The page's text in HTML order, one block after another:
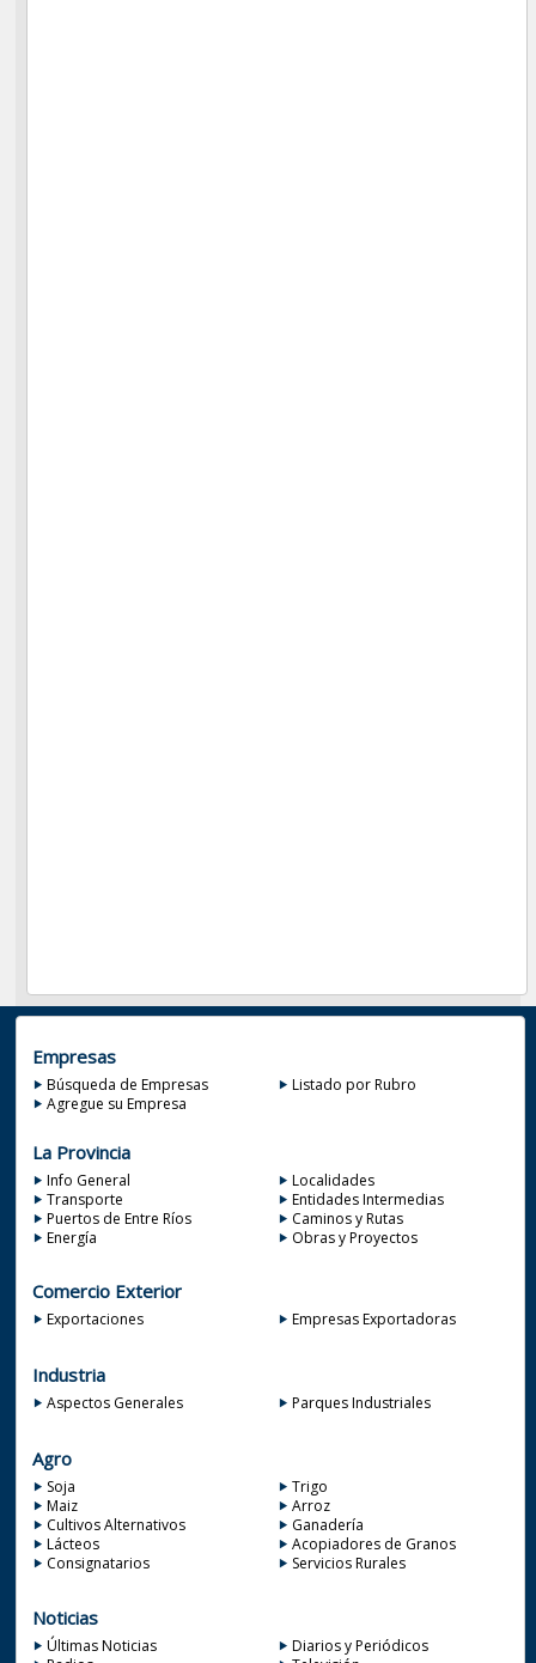
Empresas
Búsqueda de Empresas
Listado por Rubro
Agregue su Empresa
La Provincia
Info General
Localidades
Transporte
Entidades Intermedias
Puertos de Entre Ríos
Caminos y Rutas
Energía
Obras y Proyectos
Comercio Exterior
Exportaciones Empresas Exportadoras
Industria
Aspectos Generales Parques Industriales
Agro
Soja
Trigo
Maiz
Arroz
Cultivos Alternativos
Ganadería
Lácteos
Acopiadores de Granos
Consignatarios
Servicios Rurales
Noticias
Últimas Noticias
Diarios y Periódicos